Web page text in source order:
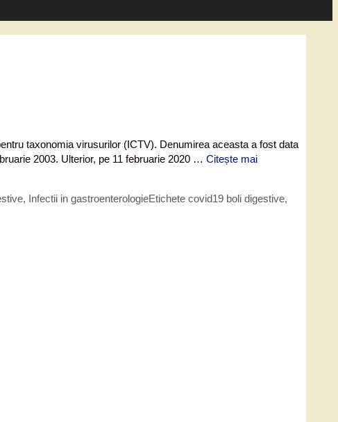
taxonomia virusurilor (ICTV). Denumirea aceasta a fost data
2003. Ulterior, pe 11 februarie 2020 … Citește mai
, Infectii in gastroenterologieEtichete covid19 boli digestive,